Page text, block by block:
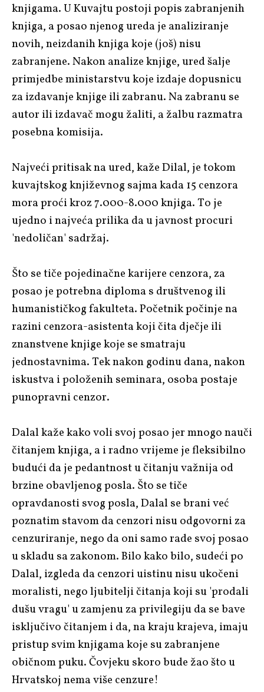
knjigama. U Kuvajtu postoji popis zabranjenih
knjiga, a posao njenog ureda je analiziranje
novih, neizdanih knjiga koje (još) nisu
zabranjene. Nakon analize knjige, ured šalje
primjedbe ministarstvu koje izdaje dopusnicu
za izdavanje knjige ili zabranu. Na zabranu se
autor ili izdavač mogu žaliti, a žalbu razmatra
posebna komisija.
Najveći pritisak na ured, kaže Dilal, je tokom
kuvajtskog književnog sajma kada 15 cenzora
mora proći kroz 7.000-8.000 knjiga. To je
ujedno i najveća prilika da u javnost procuri
'nedoličan' sadržaj.
Što se tiče pojedinačne karijere cenzora, za
posao je potrebna diploma s društvenog ili
humanističkog fakulteta. Početnik počinje na
razini cenzora-asistenta koji čita dječje ili
znanstvene knjige koje se smatraju
jednostavnima. Tek nakon godinu dana, nakon
iskustva i položenih seminara, osoba postaje
punopravni cenzor.
Dalal kaže kako voli svoj posao jer mnogo nauči
čitanjem knjiga, a i radno vrijeme je fleksibilno
budući da je pedantnost u čitanju važnija od
brzine obavljenog posla. Što se tiče
opravdanosti svog posla, Dalal se brani već
poznatim stavom da cenzori nisu odgovorni za
cenzuriranje, nego da oni samo rade svoj posao
u skladu sa zakonom. Bilo kako bilo, sudeći po
Dalal, izgleda da cenzori uistinu nisu ukočeni
moralisti, nego ljubitelji čitanja koji su 'prodali
dušu vragu' u zamjenu za privilegiju da se bave
isključivo čitanjem i da, na kraju krajeva, imaju
pristup svim knjigama koje su zabranjene
običnom puku. Čovjeku skoro bude žao što u
Hrvatskoj nema više cenzure!